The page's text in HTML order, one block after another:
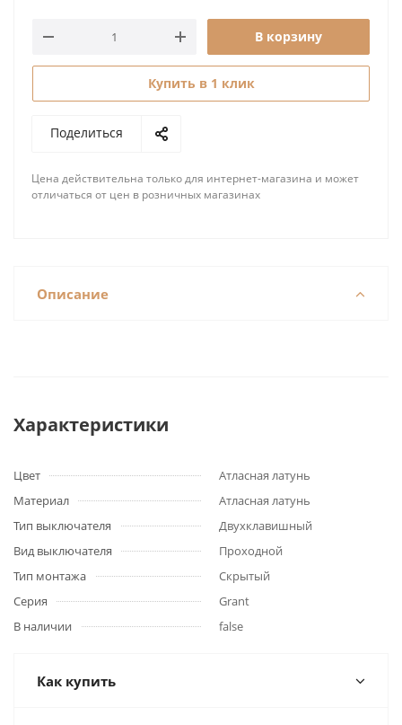
В корзину
Купить в 1 клик
Поделиться
Цена действительна только для интернет-магазина и может
отличаться от цен в розничных магазинах
Описание
Характеристики
Цвет
Атласная латунь
Материал
Атласная латунь
Тип выключателя
Двухклавишный
Вид выключателя
Проходной
Тип монтажа
Скрытый
Серия
Grant
В наличии
false
Как купить